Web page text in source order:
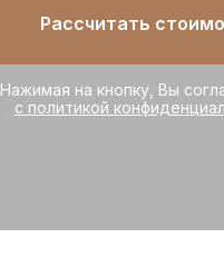
Рассчитать
Нажимая на кнопку, Вы
с политикой